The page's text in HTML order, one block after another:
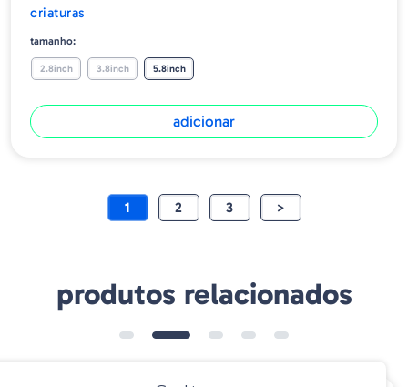
criaturas
tamanho:
2.8inch 3.8inch 5.8inch
adicionar
1 2 3 >
produtos relacionados